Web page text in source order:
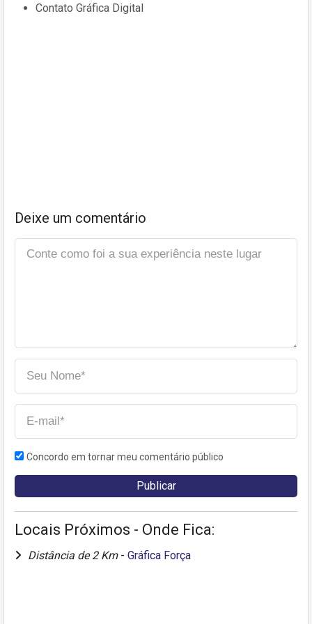
Contato Gráfica Digital
Deixe um comentário
Concordo em tornar meu comentário público
Locais Próximos - Onde Fica:
Distância de 2 Km - Gráfica Força